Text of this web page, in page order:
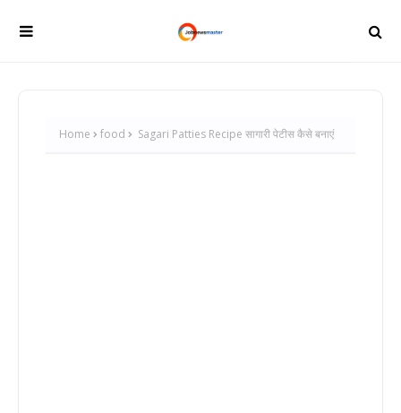
Home food Sagari Patties Recipe सागारी पेटीस कैसे बनाएं